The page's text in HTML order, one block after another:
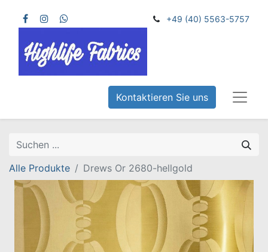
+49 (40) 5563-5757
Kontaktieren Sie uns
Alle Produkte Drews Or 2680-hellgold